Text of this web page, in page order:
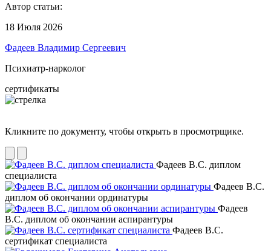
Автор статьи:
18 Июля 2026
Фадеев Владимир Сергеевич
Психиатр-нарколог
сертификаты
Кликните по документу, чтобы открыть в просмотрщике.
Фадеев В.С. диплом
специалиста
Фадеев В.С.
диплом об окончании ординатуры
Фадеев
В.С. диплом об окончании аспирантуры
Фадеев В.С.
сертификат специалиста